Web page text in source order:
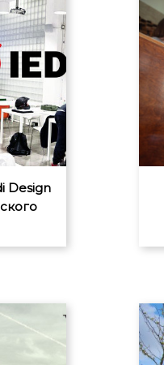
Design